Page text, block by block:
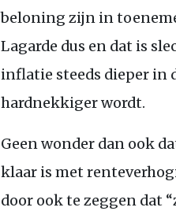
beloning zijn in
Lagarde dus en dat is
inflatie steeds dieper in
hardnekkiger wordt.
Geen wonder dan ook
klaar is met
door ook te zeggen dat